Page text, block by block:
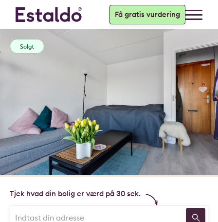
Få gratis vurdering
Solgt
Tjek hvad din bolig er værd på 30 sek.